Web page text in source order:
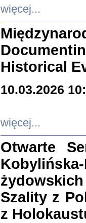
więcej...
Historical
10.03.2026
więcej...
Otwarte
Szality z
z